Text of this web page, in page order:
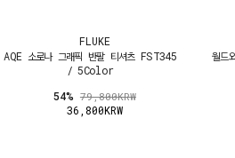
FLUKE
AQE 소로나 그래픽 반팔 티셔츠 FST345
/ 5Color
54% 79,800KRW
36,800KRW
월드